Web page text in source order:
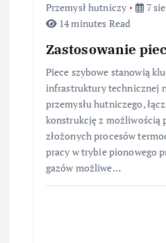
Przemysł hutniczy
7
14 minutes Read
Zastosowanie
Piece szybowe stanowią
infrastruktury technicznej
przemysłu hutniczego,
konstrukcję z możliwością
złożonych procesów
pracy w trybie pionowego
gazów możliwe…